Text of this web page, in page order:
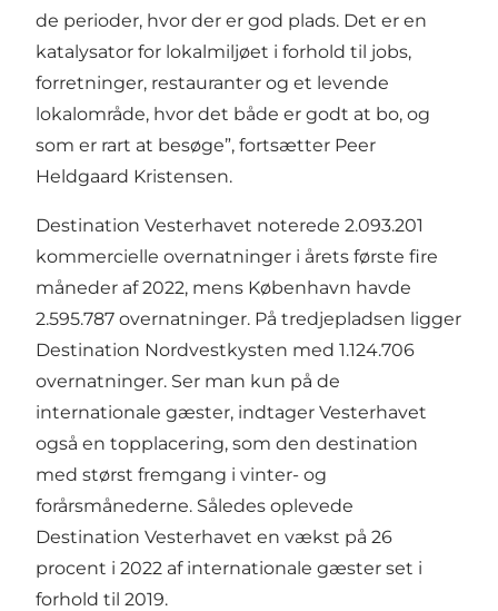
de perioder, hvor der er god plads. Det er en
katalysator for lokalmiljøet i forhold til jobs,
forretninger, restauranter og et levende
lokalområde, hvor det både er godt at bo, og
som er rart at besøge”, fortsætter Peer
Heldgaard Kristensen.
Destination Vesterhavet noterede 2.093.201
kommercielle overnatninger i årets første fire
måneder af 2022, mens København havde
2.595.787 overnatninger. På tredjepladsen ligger
Destination Nordvestkysten med 1.124.706
overnatninger. Ser man kun på de
internationale gæster, indtager Vesterhavet
også en topplacering, som den destination
med størst fremgang i vinter- og
forårsmånederne. Således oplevede
Destination Vesterhavet en vækst på 26
procent i 2022 af internationale gæster set i
forhold til 2019.